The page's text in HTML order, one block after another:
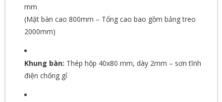
mm
(Mặt bàn cao 800mm – Tổng cao bao gồm bảng treo
2000mm)
Khung bàn: Thép hộp 40x80 mm, dày 2mm – sơn tĩnh
điện chống gỉ